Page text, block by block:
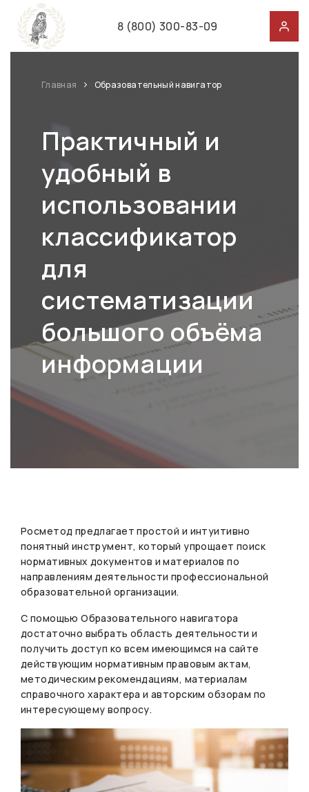
8 (800) 300-83-09
Главная Образовательный навигатор
Практичный и
удобный в
использовании
классификатор
для
систематизации
большого объёма
информации
Росметод предлагает простой и интуитивно
понятный инструмент, который упрощает поиск
нормативных документов и материалов по
направлениям деятельности профессиональной
образовательной организации.
С помощью Образовательного навигатора
достаточно выбрать область деятельности и
получить доступ ко всем имеющимся на сайте
действующим нормативным правовым актам,
методическим рекомендациям, материалам
справочного характера и авторским обзорам по
интересующему вопросу.